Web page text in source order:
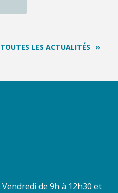
TOUTES LES ACTUALITÉS
de 9h à 12h30 et